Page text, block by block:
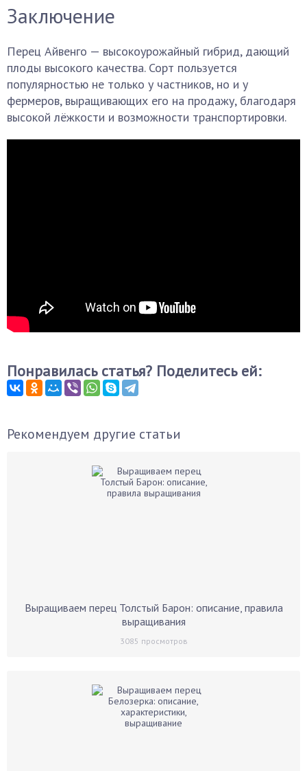
Заключение
Перец Айвенго — высокоурожайный гибрид, дающий
плоды высокого качества. Сорт пользуется
популярностью не только у частников, но и у
фермеров, выращивающих его на продажу, благодаря
высокой лёжкости и возможности транспортировки.
Понравилась статья? Поделитесь ей:
Рекомендуем другие статьи
Выращиваем перец Толстый Барон: описание, правила
выращивания
3085 просмотров